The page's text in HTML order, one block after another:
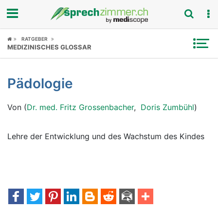
Fokus
Symptome
Untersuchungen
News
RATGEBER
MEDIZINISCHES GLOSSAR
Pädologie
Von (Dr. med. Fritz Grossenbacher, Doris Zumbühl)
Lehre der Entwicklung und des Wachstum des Kindes